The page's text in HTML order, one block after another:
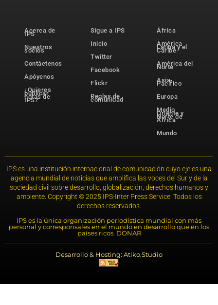
Acerca de
IPS
Nuestros
socios
Contáctenos
Apóyenos
¿Quieres
publicar
notas de
IPS?
Sigue a IPS
Inicio
Twitter
Facebook
Flickr
Reglas de
comunidad
África
América
Latina y el
Caribe
América del
Norte
Asia-
Pacífico
Europa
Medio
Oriente y
Norte de
África
Mundo
IPS es una institución internacional de comunicación cuyo eje es una
agencia mundial de noticias que amplifica las voces del Sur y de la
sociedad civil sobre desarrollo, globalización, derechos humanos y
ambiente. Copyright © 2025 IPS-Inter Press Service. Todos los
derechos reservados.
IPS es la única organización periodística mundial con más
personal y corresponsales en el mundo en desarrollo que en los
países ricos. DONAR
Desarrollo & Hosting: Atiko.Studio